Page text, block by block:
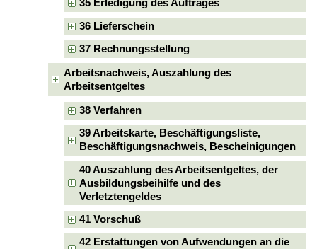
35 Erledigung des Auftrages
36 Lieferschein
37 Rechnungsstellung
Arbeitsnachweis, Auszahlung des
Arbeitsentgeltes
38 Verfahren
39 Arbeitskarte, Beschäftigungsliste,
Beschäftigungsnachweis, Bescheinigungen
40 Auszahlung des Arbeitsentgeltes, der
Ausbildungsbeihilfe und des
Verletztengeldes
41 Vorschuß
42 Erstattungen von Aufwendungen an die